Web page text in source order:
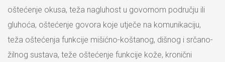
oštećenje okusa, teža nagluhost u govornom području ili
gluhoća, oštećenje govora koje utječe na komunikaciju,
teža oštećenja funkcije mišićno-koštanog, dišnog i srčano-
žilnog sustava, teže oštećenje funkcije kože, kronični